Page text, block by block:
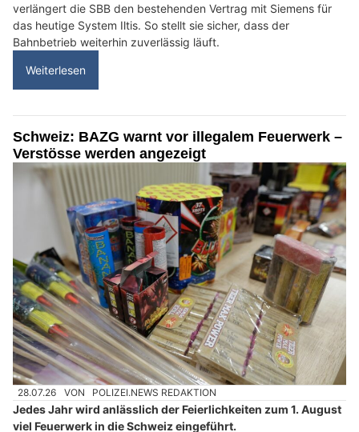
verlängert die SBB den bestehenden Vertrag mit Siemens für
das heutige System Iltis. So stellt sie sicher, dass der
Bahnbetrieb weiterhin zuverlässig läuft.
Weiterlesen
Schweiz: BAZG warnt vor illegalem Feuerwerk –
Verstösse werden angezeigt
28.07.26 VON POLIZEI.NEWS REDAKTION
Jedes Jahr wird anlässlich der Feierlichkeiten zum 1. August
viel Feuerwerk in die Schweiz eingeführt.